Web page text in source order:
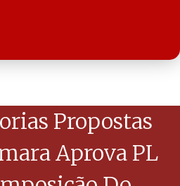
Propostas
Aprova PL